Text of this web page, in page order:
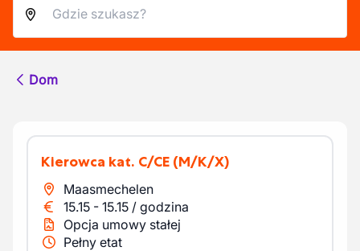
Dom
Kierowca kat. C/CE (M/K/X)
Maasmechelen
15.15 - 15.15 / godzina
Opcja umowy stałej
Pełny etat